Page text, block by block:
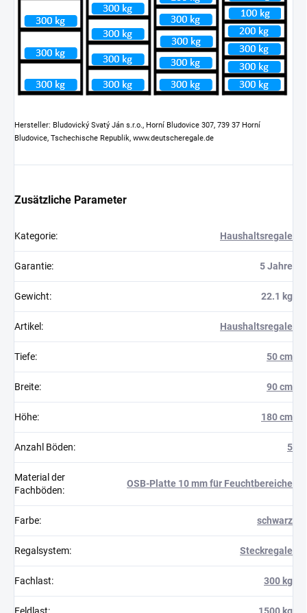
Hersteller: Bludovický Svatý Ján s.r.o., Horní Bludovice 307, 739 37 Horní
Bludovice, Tschechische Republik, www.deutscheregale.de
Zusätzliche Parameter
Kategorie: Haushaltsregale
Garantie: 5 Jahre
Gewicht: 22.1 kg
Artikel : Haushaltsregale
Tiefe: 50 cm
Breite: 90 cm
Höhe: 180 cm
Anzahl Böden: 5
Material der
Fachböden:
OSB-Platte 10 mm für Feuchtbereiche
Farbe: schwarz
Regalsystem: Steckregale
Fachlast: 300 kg